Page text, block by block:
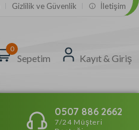
Gizlilik ve Güvenlik İletişim
0
Sepetim Kayıt & Giriş
0507 886 2662
7/24 Müşteri